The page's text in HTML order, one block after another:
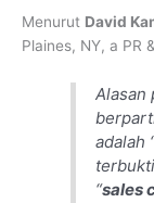
Menurut David
Plaines, NY, a PR
Alasan
adalah
“sales